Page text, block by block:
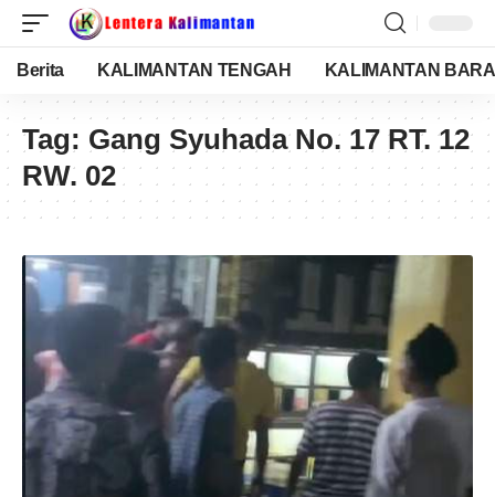
Berita KALIMANTAN TENGAH KALIMANTAN
Tag: Gang Syuhada No. 17 RT. 12
RW. 02